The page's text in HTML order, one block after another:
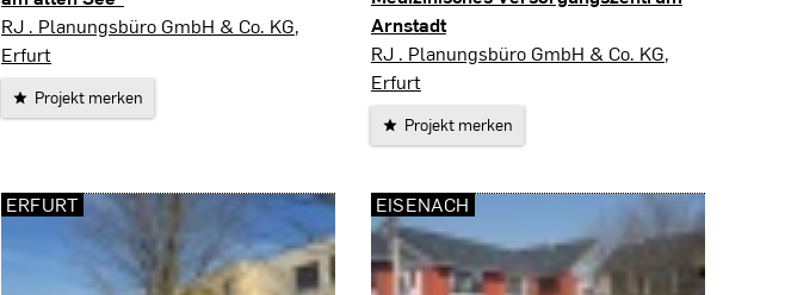
Eisenach
RJ . Planungsbüro GmbH & Co. KG,
Erfurt
Projekt merken
Arnstadt
Arnstadt
RJ . Planungsbüro GmbH & Co. KG,
Erfurt
Projekt merken
ERFURT EISENACH